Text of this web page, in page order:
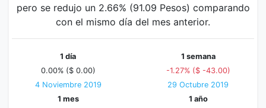
pero se redujo un 2.66% (91.09 Pesos) comparando
con el mismo día del mes anterior.
1 día
0.00% ($ 0.00)
4 Noviembre 2019
1 semana
-1.27% ($ -43.00)
29 Octubre 2019
1 mes
1 año